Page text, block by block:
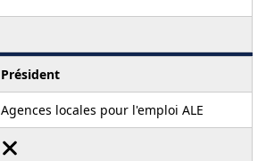
Président
Agences locales pour l'emploi ALE